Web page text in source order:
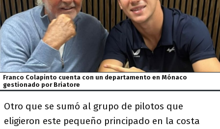
Franco Colapinto cuenta con un departamento en Mónaco
gestionado por Briatore
Otro que se sumó al grupo de pilotos que
eligieron este pequeño principado en la costa